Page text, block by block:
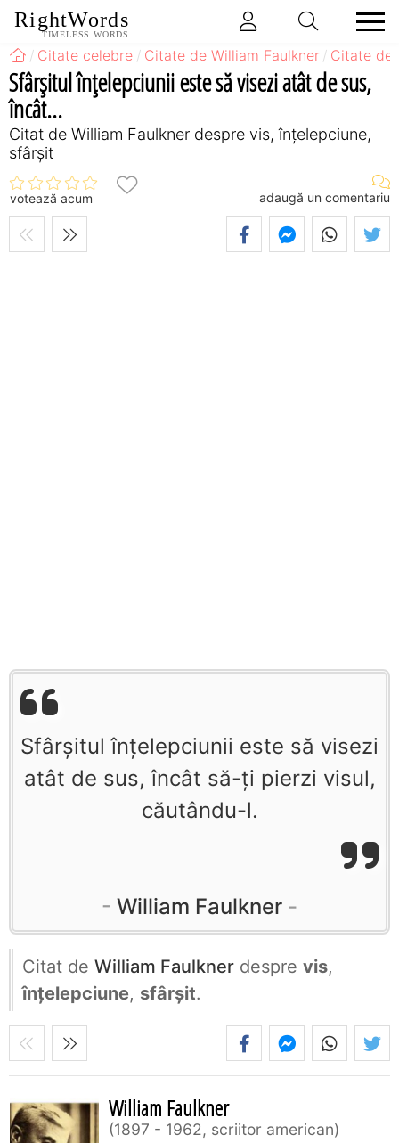
RightWords
TIMELESS WORDS
Citate celebre Citate de William Faulkner Citate de
Sfârşitul înţelepciunii este să visezi atât de sus,
încât...
Citat de William Faulkner despre vis, înțelepciune,
sfârșit
votează acum adaugă un comentariu
Sfârşitul înţelepciunii este să visezi
atât de sus, încât să-ţi pierzi visul,
căutându-l.
William Faulkner
Citat de William Faulkner despre vis,
înțelepciune, sfârșit.
William Faulkner
1897 - 1962, scriitor american